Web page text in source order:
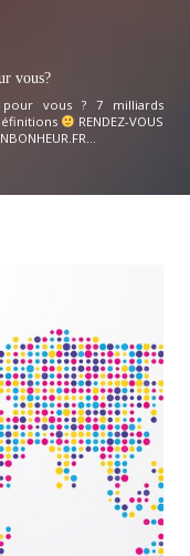
vous?
vous ? 7 milliards
RENDEZ-VOUS